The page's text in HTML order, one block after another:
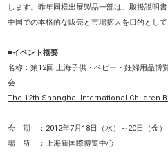
します。昨年同様出展製品一部は、取扱説明
中国での本格的な販売と市場拡大を目的として
■イベント概要
名称：第12回 上海子供・ベビー・妊婦用品博
会
The 12th Shanghai International Children-
会 期 ：2012年7月18日（水）～20日（金）
場 所 ：上海新国際博覧中心